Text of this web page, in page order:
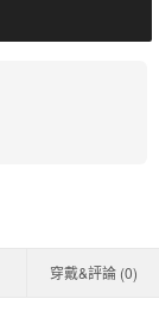
穿戴&評論 (0)